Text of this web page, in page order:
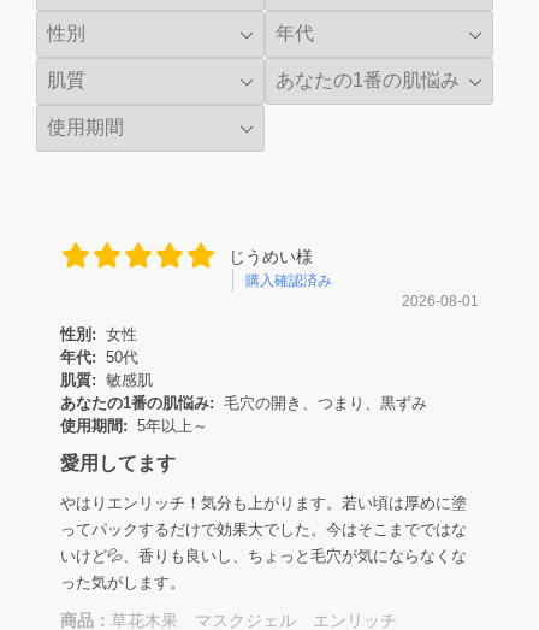
じうめい様
購入確認済み
2026-08-01
性別: 女性
年代: 50代
肌質: 敏感肌
あなたの1番の肌悩み: 毛穴の開き、つまり、黒ずみ
使用期間: 5年以上～
愛用してます
やはりエンリッチ！気分も上がります。若い頃は厚めに塗
ってパックするだけで効果大でした。今はそこまでではな
いけど💦、香りも良いし、ちょっと毛穴が気にならなくな
った気がします。
商品： 草花木果 マスクジェル エンリッチ